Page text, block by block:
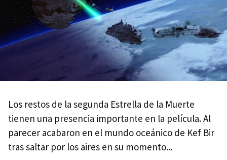
Los restos de la segunda Estrella de la Muerte
tienen una presencia importante en la película. Al
parecer acabaron en el mundo oceánico de Kef Bir
tras saltar por los aires en su momento...